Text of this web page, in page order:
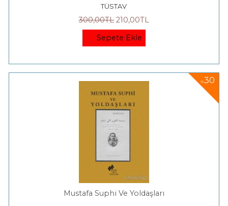
TÜSTAV
300,00TL 210,00TL
Sepete Ekle
%30
Mustafa Suphi Ve Yoldaşları